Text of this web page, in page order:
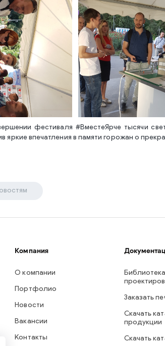
фестиваля #ВместеЯрче тысячи
яркие впечатления в памяти горожан о
Компания
О компании
Портфолио
Новости
Вакансии
Контакты
Библиотека
Заказать
Скачать
продукции
Скачать